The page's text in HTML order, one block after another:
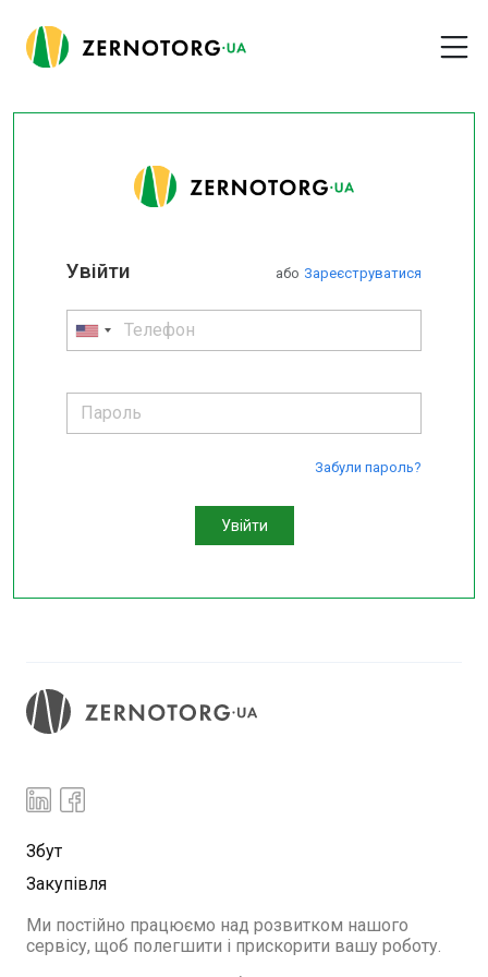
або Зареєструватися
Увійти
Забули пароль?
Увійти
Збут
Закупівля
Ми постійно працюємо над розвитком нашого
сервісу, щоб полегшити і прискорити вашу роботу.